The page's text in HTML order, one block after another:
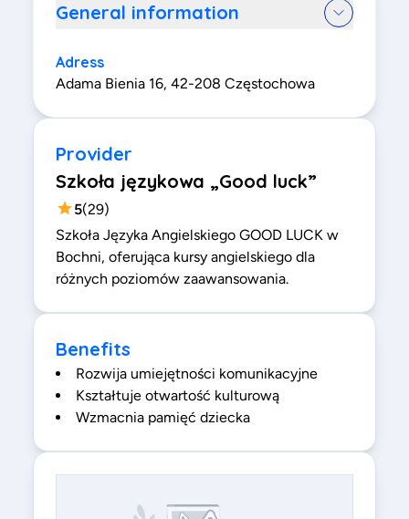
General information
Adress
Adama Bienia 16, 42-208 Częstochowa
Provider
Szkoła językowa „Good luck”
5(29)
Szkoła Języka Angielskiego GOOD LUCK w
Bochni, oferująca kursy angielskiego dla
różnych poziomów zaawansowania.
Benefits
Rozwija umiejętności komunikacyjne
Kształtuje otwartość kulturową
Wzmacnia pamięć dziecka